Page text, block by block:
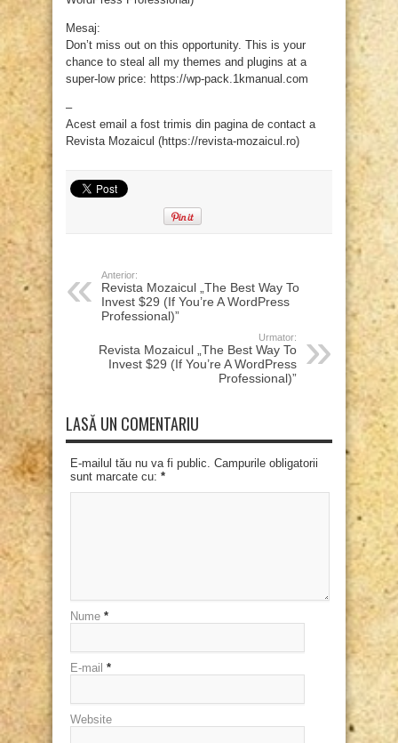
Mesaj:
Don’t miss out on this opportunity. This is your
chance to steal all my themes and plugins at a
super-low price: https://wp-pack.1kmanual.com
–
Acest email a fost trimis din pagina de contact a
Revista Mozaicul (https://revista-mozaicul.ro)
Anterior:
Revista Mozaicul „The Best Way To
Invest $29 (If You’re A WordPress
Professional)”
Urmator:
Revista Mozaicul „The Best Way To
Invest $29 (If You’re A WordPress
Professional)”
LASĂ UN COMENTARIU
E-mailul tău nu va fi public. Campurile obligatorii
sunt marcate cu: *
Nume *
E-mail *
Website